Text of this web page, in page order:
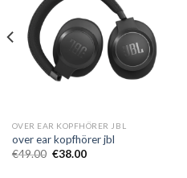
OVER EAR KOPFHÖRER JBL
over ear kopfhörer jbl
€49.00 €38.00